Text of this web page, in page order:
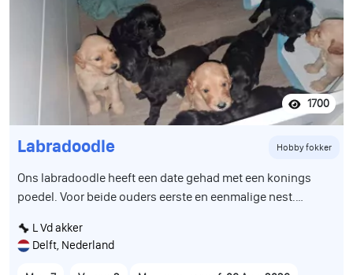
1700
Labradoodle Hobby fokker
Ons labradoodle heeft een date gehad met een konings
poedel. Voor beide ouders eerste en eenmalige nest.
gekomen. We hebben 2 teefjes en 7 reutjes beschikbaar Ze
groeien op in huiselijke kring met andere dieren en
L Vd akker
Delft, Nederland